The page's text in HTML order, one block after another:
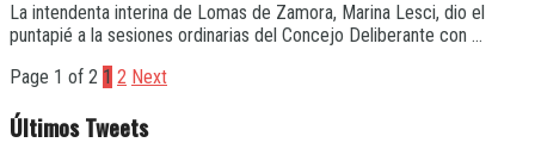
La intendenta interina de Lomas de Zamora, Marina Lesci, dio el
puntapié a la sesiones ordinarias del Concejo Deliberante con ...
Page 1 of 2 1 2 Next
Últimos Tweets